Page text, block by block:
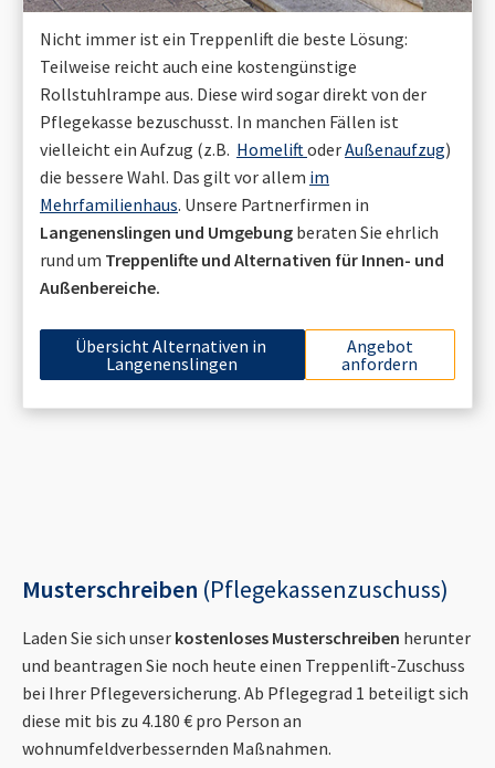
Nicht immer ist ein Treppenlift die beste Lösung:
Teilweise reicht auch eine kostengünstige
Rollstuhlrampe aus. Diese wird sogar direkt von der
Pflegekasse bezuschusst. In manchen Fällen ist
vielleicht ein Aufzug (z.B. HomeliftoderAußenaufzug)
die bessere Wahl. Das gilt vor allem im
Mehrfamilienhaus. Unsere Partnerfirmen in
Langenenslingen und Umgebung beraten Sie ehrlich
rund um Treppenlifte und Alternativen für Innen- und
Außenbereiche.
Übersicht Alternativen in
Langenenslingen
Angebot
anfordern
Musterschreiben (Pflegekassenzuschuss)
Laden Sie sich unser kostenloses Musterschreiben herunter
und beantragen Sie noch heute einen Treppenlift-Zuschuss
bei Ihrer Pflegeversicherung. Ab Pflegegrad 1 beteiligt sich
diese mit bis zu 4.180 € pro Person an
wohnumfeldverbessernden Maßnahmen.